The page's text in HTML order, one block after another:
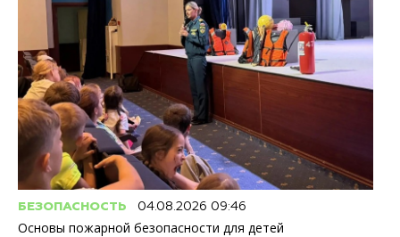
БЕЗОПАСНОСТЬ 04.08.2026 09:46
Основы пожарной безопасности для детей